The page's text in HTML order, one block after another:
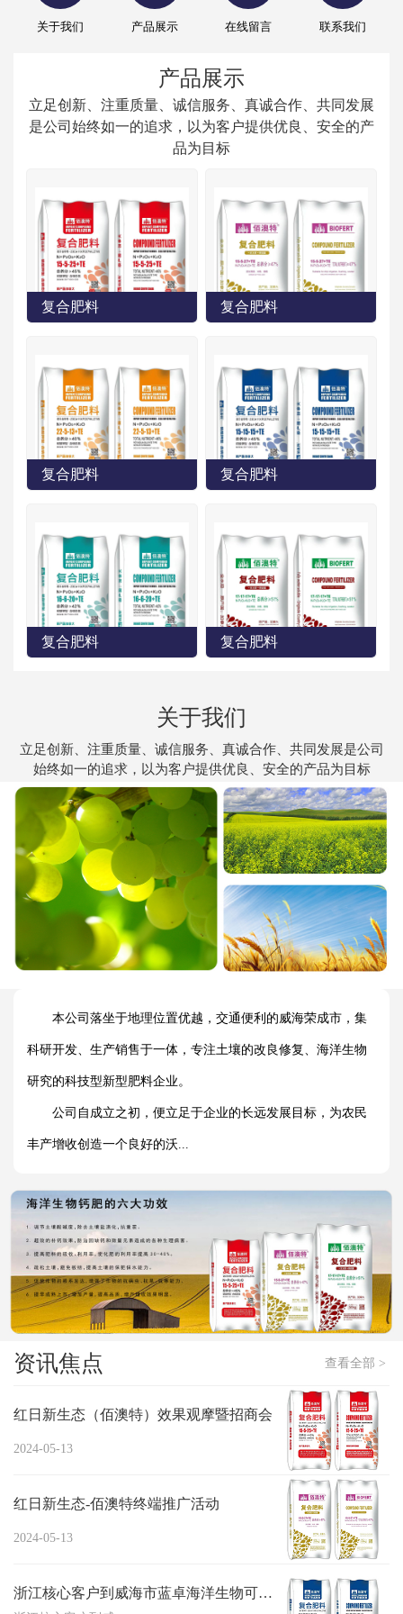
关于我们 产品展示 在线留言 联系我们
产品展示
立足创新、注重质量、诚信服务、真诚合作、共同发展
是公司始终如一的追求，以为客户提供优良、安全的产
品为目标
复合肥料 复合肥料
复合肥料 复合肥料
复合肥料 复合肥料
关于我们
立足创新、注重质量、诚信服务、真诚合作、共同发展是公司
始终如一的追求，以为客户提供优良、安全的产品为目标
本公司落坐于地理位置优越，交通便利的威海荣成市，集
科研开发、生产销售于一体，专注土壤的改良修复、海洋生物
研究的科技型新型肥料企业。
公司自成立之初，便立足于企业的长远发展目标，为农民
丰产增收创造一个良好的沃...
资讯焦点 查看全部 >
红日新生态（佰澳特）效果观摩暨招商会
2024-05-13
红日新生态-佰澳特终端推广活动
2024-05-13
浙江核心客户到威海市蓝卓海洋生物可科技有...